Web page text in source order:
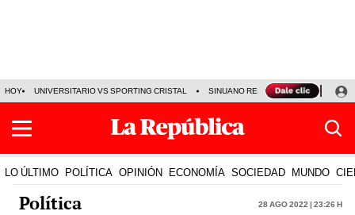
HOY UNIVERSITARIO VS SPORTING CRISTAL SINUANO RESULTADOS HOY
LO ÚLTIMO POLÍTICA OPINIÓN ECONOMÍA SOCIEDAD MUNDO
Política 28 Ago 2022 | 23:26 h